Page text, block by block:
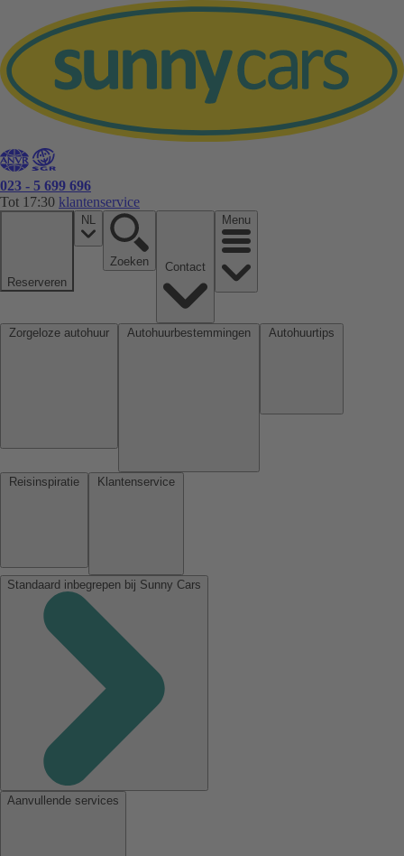
023 - 5 699 696
Tot 17:30 klantenservice
Reserveren
NL
Zoeken
Menu
Standaard inbegrepen bij Sunny Cars
Aanvullende services